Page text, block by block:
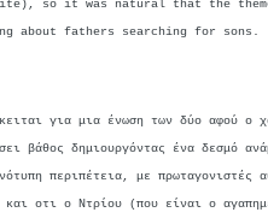
so it was natural that the
about fathers searching for sons.
για μια ένωση των δύο αφού ο
βάθος δημιουργόντας ένα δεσμό
περιπέτεια, με πρωταγονιστές
οτι ο Ντρίου (που είναι ο